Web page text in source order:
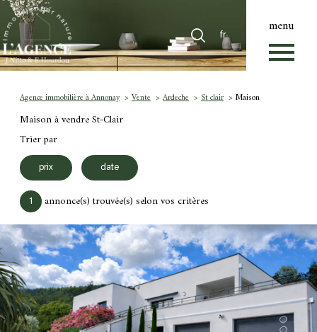
menu
fr
Accueil
Agence immobilière à Annonay Vente Ardeche St clair Maison
Maison à vendre St-Clair
Trier par
prix date
1 annonce(s) trouvée(s) selon vos critères